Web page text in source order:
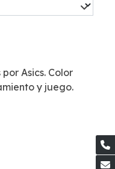
Asics. Color
y juego.